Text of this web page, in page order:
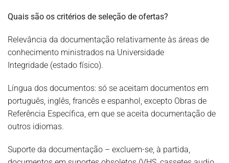
Quais são os critérios de seleção de ofertas?
Relevância da documentação relativamente às áreas de
conhecimento ministrados na Universidade
Integridade (estado físico).
Língua dos documentos: só se aceitam documentos em
português, inglês, francês e espanhol, excepto Obras de
Referência Específica, em que se aceita documentação de
outros idiomas.
Suporte da documentação – excluem-se, à partida,